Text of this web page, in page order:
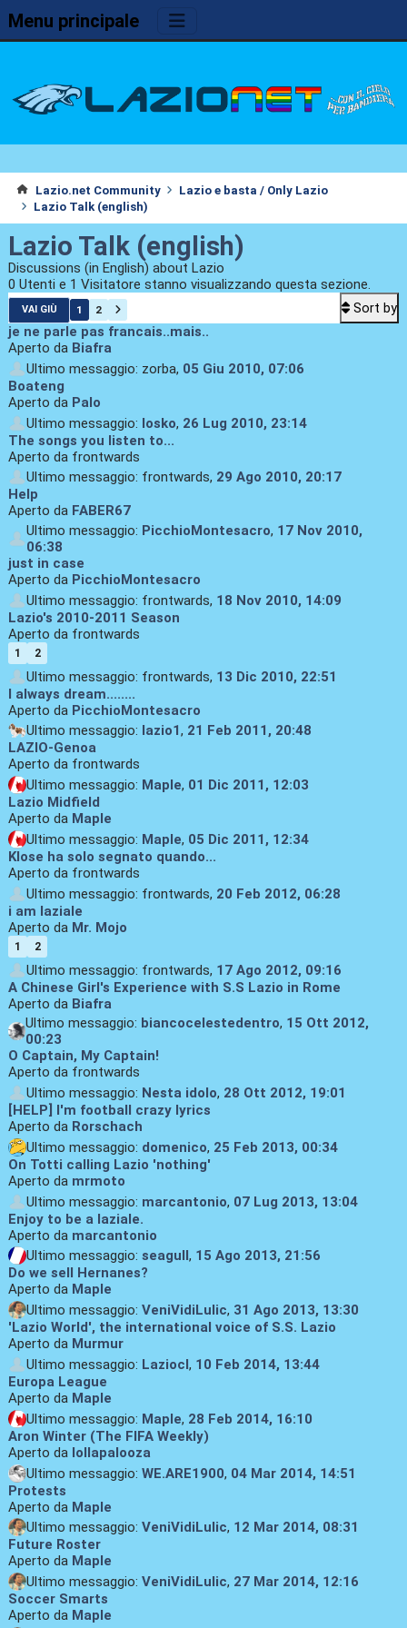
Menu principale
Lazio.net Community
Lazio e basta / Only Lazio
Lazio Talk (english)
Lazio Talk (english)
Discussions (in English) about Lazio
0 Utenti e 1 Visitatore stanno visualizzando questa sezione.
VAI GIÙ 1 2
Sort by
je ne parle pas francais..mais..
Aperto da Biafra
Ultimo messaggio: zorba, 05 Giu 2010, 07:06
Boateng
Aperto da Palo
Ultimo messaggio: losko, 26 Lug 2010, 23:14
The songs you listen to...
Aperto da frontwards
Ultimo messaggio: frontwards, 29 Ago 2010, 20:17
Help
Aperto da FABER67
Ultimo messaggio: PicchioMontesacro, 17 Nov 2010,
06:38
just in case
Aperto da PicchioMontesacro
Ultimo messaggio: frontwards, 18 Nov 2010, 14:09
Lazio's 2010-2011 Season
Aperto da frontwards
1 2
Ultimo messaggio: frontwards, 13 Dic 2010, 22:51
I always dream........
Aperto da PicchioMontesacro
Ultimo messaggio: lazio1 , 21 Feb 2011, 20:48
LAZIO-Genoa
Aperto da frontwards
Ultimo messaggio: Maple, 01 Dic 2011, 12:03
Lazio Midfield
Aperto da Maple
Ultimo messaggio: Maple, 05 Dic 2011, 12:34
Klose ha solo segnato quando...
Aperto da frontwards
Ultimo messaggio: frontwards, 20 Feb 2012, 06:28
i am laziale
Aperto da Mr. Mojo
1 2
Ultimo messaggio: frontwards, 17 Ago 2012, 09:16
A Chinese Girl's Experience with S.S Lazio in Rome
Aperto da Biafra
Ultimo messaggio: biancocelestedentro, 15 Ott 2012,
00:23
O Captain, My Captain!
Aperto da frontwards
Ultimo messaggio: Nesta idolo, 28 Ott 2012, 19:01
[HELP] I'm football crazy lyrics
Aperto da Rorschach
Ultimo messaggio: domenico, 25 Feb 2013, 00:34
On Totti calling Lazio 'nothing'
Aperto da mrmoto
Ultimo messaggio: marcantonio, 07 Lug 2013, 13:04
Enjoy to be a laziale.
Aperto da marcantonio
Ultimo messaggio: seagull , 15 Ago 2013, 21:56
Do we sell Hernanes?
Aperto da Maple
Ultimo messaggio: VeniVidiLulic, 31 Ago 2013, 13:30
'Lazio World', the international voice of S.S. Lazio
Aperto da Murmur
Ultimo messaggio: Laziocl, 10 Feb 2014, 13:44
Europa League
Aperto da Maple
Ultimo messaggio: Maple, 28 Feb 2014, 16:10
Aron Winter (The FIFA Weekly)
Aperto da lollapalooza
Ultimo messaggio: WE.ARE1900, 04 Mar 2014, 14:51
Protests
Aperto da Maple
Ultimo messaggio: VeniVidiLulic, 12 Mar 2014, 08:31
Future Roster
Aperto da Maple
Ultimo messaggio: VeniVidiLulic, 27 Mar 2014, 12:16
Soccer Smarts
Aperto da Maple